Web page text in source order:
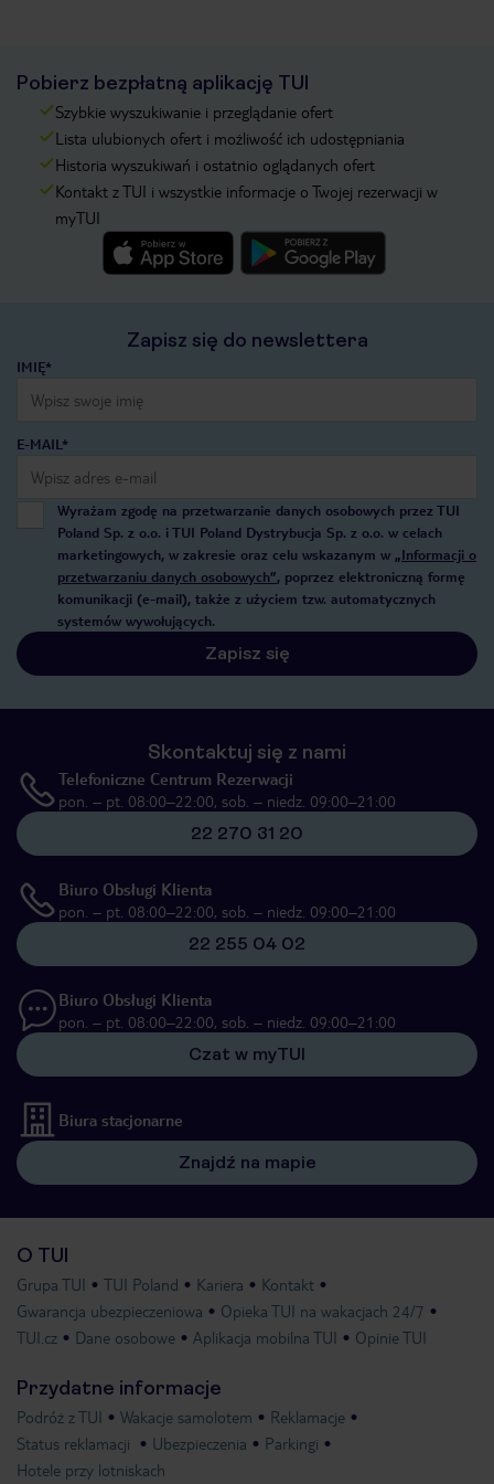
Pobierz bezpłatną aplikację TUI
Szybkie wyszukiwanie i przeglądanie ofert
Lista ulubionych ofert i możliwość ich udostępniania
Historia wyszukiwań i ostatnio oglądanych ofert
Kontakt z TUI i wszystkie informacje o Twojej rezerwacji w
myTUI
Zapisz się do newslettera
IMIĘ*
E-MAIL*
Wyrażam zgodę na przetwarzanie danych osobowych przez TUI
Poland Sp. z o.o. i TUI Poland Dystrybucja Sp. z o.o. w celach
marketingowych, w zakresie oraz celu wskazanym w „Informacji o
przetwarzaniu danych osobowych”, poprzez elektroniczną formę
komunikacji (e-mail), także z użyciem tzw. automatycznych
systemów wywołujących.
Zapisz się
Skontaktuj się z nami
Telefoniczne Centrum Rezerwacji
pon. – pt. 08:00–22:00, sob. – niedz. 09:00–21:00
22 270 31 20
Biuro Obsługi Klienta
pon. – pt. 08:00–22:00, sob. – niedz. 09:00–21:00
22 255 04 02
Biuro Obsługi Klienta
pon. – pt. 08:00–22:00, sob. – niedz. 09:00–21:00
Czat w myTUI
Biura stacjonarne
Znajdź na mapie
O TUI
Grupa TUI TUI Poland Kariera
Kontakt
Gwarancja ubezpieczeniowa
Opieka TUI na wakacjach 24/7
TUI.cz
Dane osobowe Aplikacja mobilna TUI Opinie TUI
Przydatne informacje
Podróż z TUI Wakacje samolotem
Reklamacje
Status reklamacji
Ubezpieczenia
Parkingi
Hotele przy lotniskach